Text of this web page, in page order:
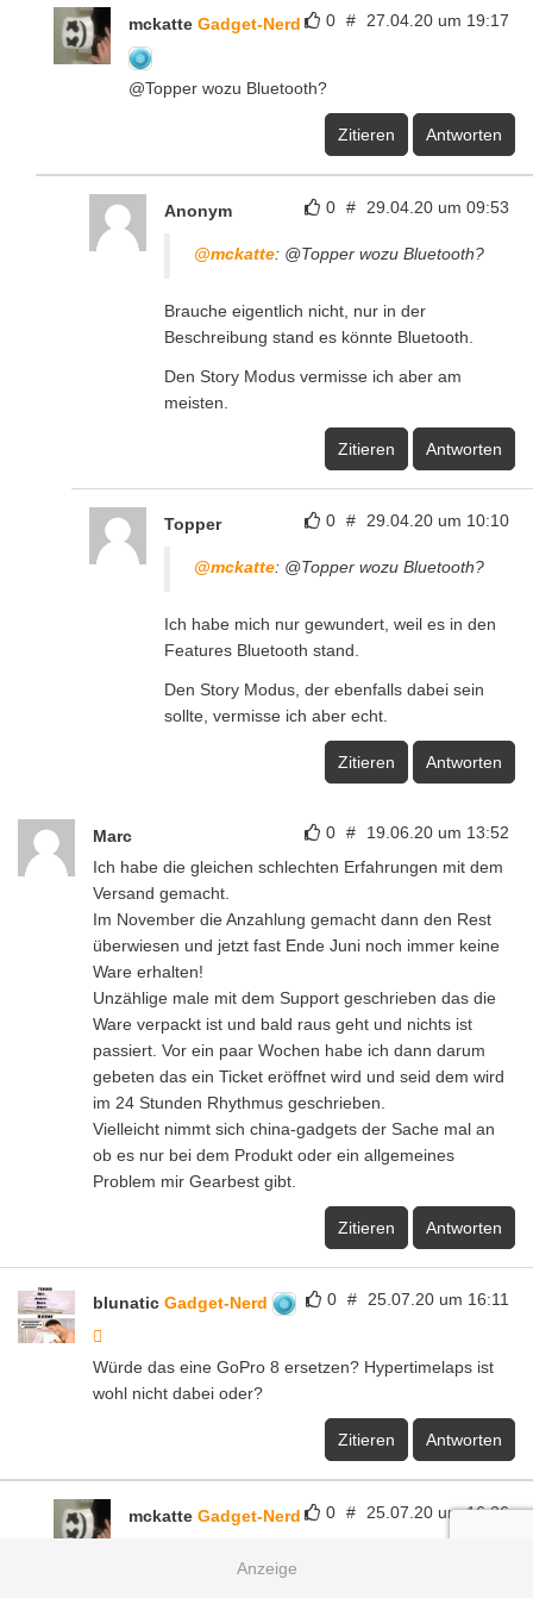
0 # 27.04.20 um 19:17
mckatte Gadget-Nerd
@Topper wozu Bluetooth?
Zitieren Antworten
0 # 29.04.20 um 09:53
Anonym
@mckatte: @Topper wozu Bluetooth?
Brauche eigentlich nicht, nur in der
Beschreibung stand es könnte Bluetooth.
Den Story Modus vermisse ich aber am
meisten.
Zitieren Antworten
0 # 29.04.20 um 10:10
Topper
@mckatte: @Topper wozu Bluetooth?
Ich habe mich nur gewundert, weil es in den
Features Bluetooth stand.
Den Story Modus, der ebenfalls dabei sein
sollte, vermisse ich aber echt.
Zitieren Antworten
0 # 19.06.20 um 13:52
Marc
Ich habe die gleichen schlechten Erfahrungen mit dem
Versand gemacht.
Im November die Anzahlung gemacht dann den Rest
überwiesen und jetzt fast Ende Juni noch immer keine
Ware erhalten!
Unzählige male mit dem Support geschrieben das die
Ware verpackt ist und bald raus geht und nichts ist
passiert. Vor ein paar Wochen habe ich dann darum
gebeten das ein Ticket eröffnet wird und seid dem wird
im 24 Stunden Rhythmus geschrieben.
Vielleicht nimmt sich china-gadgets der Sache mal an
ob es nur bei dem Produkt oder ein allgemeines
Problem mir Gearbest gibt.
Zitieren Antworten
0 # 25.07.20 um 16:11
blunatic Gadget-Nerd
Würde das eine GoPro 8 ersetzen? Hypertimelaps ist
wohl nicht dabei oder?
Zitieren Antworten
0 # 25.07.20 um 16:26
mckatte Gadget-Nerd
Hat die FIMI auch